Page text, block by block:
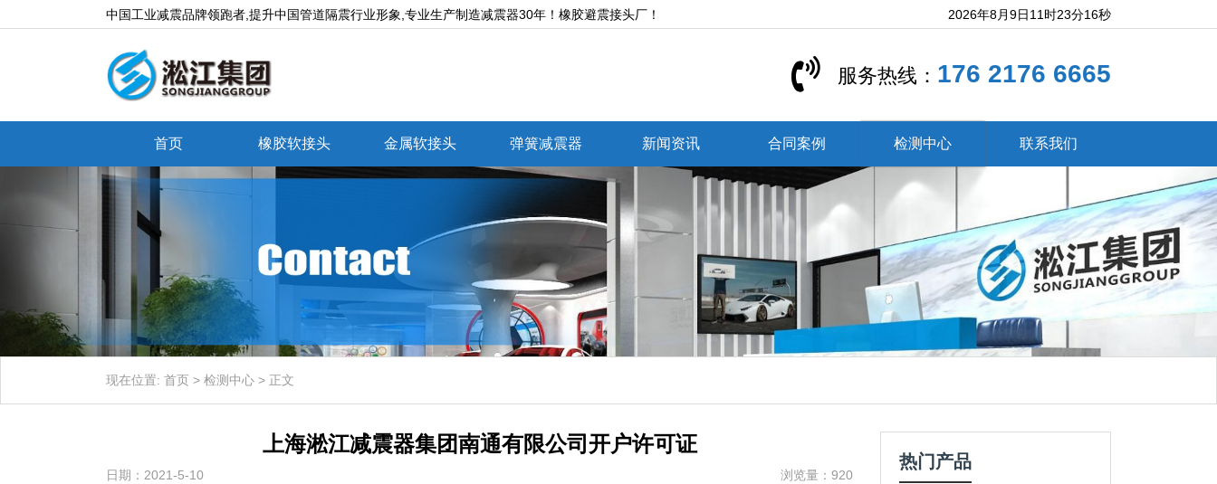
中国工业减震品牌领跑者,提升中国管道隔震行业形象,专业生产制造减震器30年！橡胶避震接头厂！ 2026年8月9日11时23分17秒
服务热线： 176 2176 6665
首页 橡胶软接头 金属软接头 弹簧减震器 新闻资讯 合同案例 检测中心 联系我们
现在位置: 首页 > 检测中心 > 正文
上海淞江减震器集团南通有限公司开户许可证
日期：2021-5-10 浏览量：920
热门产品